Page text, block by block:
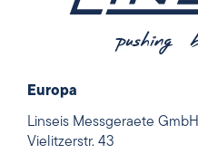
Europa
Linseis Messgeraete GmbH
Vielitzerstr. 43